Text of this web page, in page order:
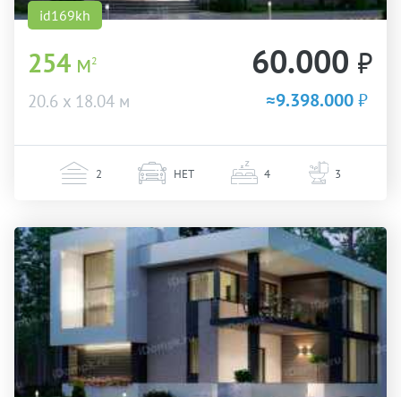
id169kh
254 м2
20.6 х 18.04 м
60.000 ₽
≈9.398.000₽
2 НЕТ 4 3